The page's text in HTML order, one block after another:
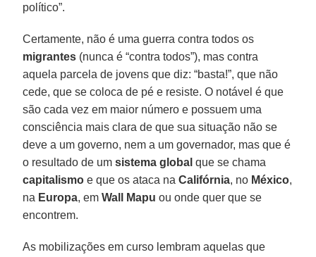
político”.
Certamente, não é uma guerra contra todos os
migrantes (nunca é “contra todos”), mas contra
aquela parcela de jovens que diz: “basta!”, que não
cede, que se coloca de pé e resiste. O notável é que
são cada vez em maior número e possuem uma
consciência mais clara de que sua situação não se
deve a um governo, nem a um governador, mas que é
o resultado de umsistema global que se chama
capitalismo e que os ataca naCalifórnia, no México,
na Europa, emWall Mapu ou onde quer que se
encontrem.
As mobilizações em curso lembram aquelas que